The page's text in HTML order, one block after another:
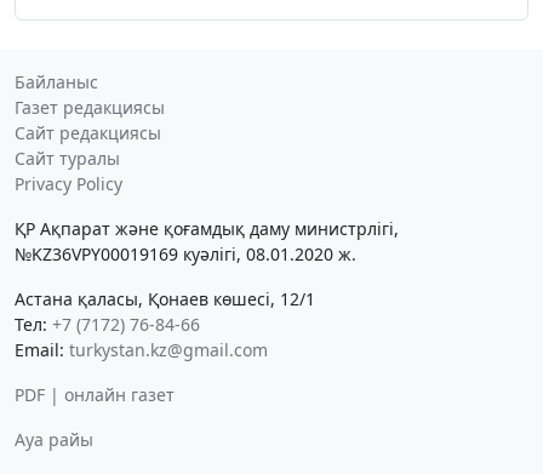
Байланыс
Газет редакциясы
Сайт редакциясы
Сайт туралы
Privacy Policy
ҚР Ақпарат және қоғамдық даму министрлігі,
№KZ36VPY00019169 куәлігі, 08.01.2020 ж.
Астана қаласы, Қонаев көшесі, 12/1
Тел: +7 (7172) 76-84-66
Email: turkystan.kz@gmail.com
PDF | онлайн газет
Ауа райы